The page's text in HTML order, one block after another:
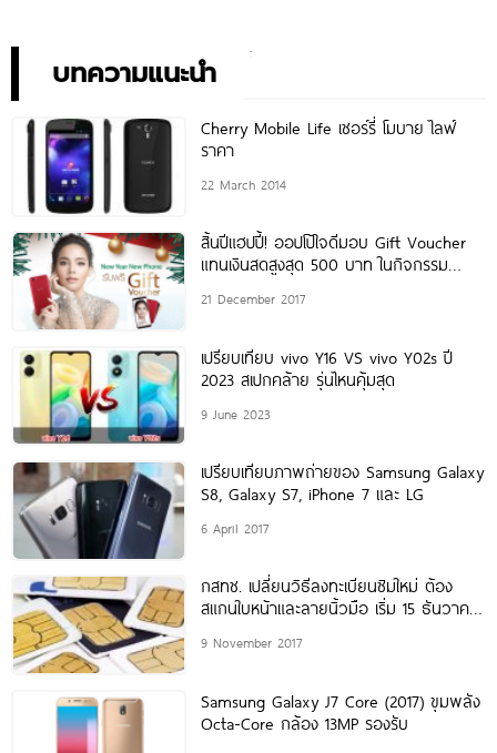
บทความแนะนำ
Cherry Mobile Life เชอร์รี่ โมบาย ไลฟ์
ราคา
22 March 2014
สิ้นปีแฮปปี้! ออปโป้ใจดีมอบ Gift Voucher
แทนเงินสดสูงสุด 500 บาท ในกิจกรรม
21 December 2017
เปรียบเทียบ vivo Y16 VS vivo Y02s ปี
2023 สเปกคล้าย รุ่นไหนคุ้มสุด
9 June 2023
เปรียบเทียบภาพถ่ายของ Samsung Galaxy
S8, Galaxy S7, iPhone 7 และ LG
6 April 2017
กสทช. เปลี่ยนวิธีลงทะเบียนซิมใหม่ ต้อง
สแกนใบหน้าและลายนิ้วมือ เริ่ม 15 ธันวาคม
9 November 2017
Samsung Galaxy J7 Core (2017) ขุมพลัง
Octa-Core กล้อง 13MP รองรับ